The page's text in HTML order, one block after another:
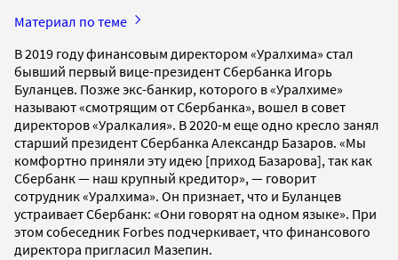
Материал по теме
В 2019 году финансовым директором «Уралхима» стал
бывший первый вице-президент Сбербанка Игорь
Буланцев. Позже экс-банкир, которого в «Уралхиме»
называют «смотрящим от Сбербанка», вошел в совет
директоров «Уралкалия». В 2020-м еще одно кресло занял
старший президент Сбербанка Александр Базаров. «Мы
комфортно приняли эту идею [приход Базарова], так как
Сбербанк — наш крупный кредитор», — говорит
сотрудник «Уралхима». Он признает, что и Буланцев
устраивает Сбербанк: «Они говорят на одном языке». При
этом собеседник Forbes подчеркивает, что финансового
директора пригласил Мазепин.